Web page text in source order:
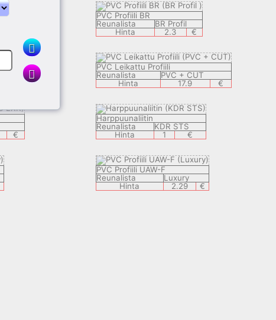
PVC Profiili BR
Reunalista
BR Profil
Hinta
2.3 €
PVC Leikattu Profiili
Reunalista
PVC + CUT
Hinta
17.9 €
€
Harppuunaliitin
Reunalista
KDR STS
Hinta
1 €
PVC Profiili UAW-F
Reunalista
Luxury
Hinta
2.29 €